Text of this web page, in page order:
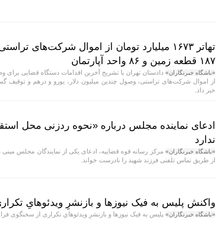
۱۸۷ قطعه زمین و ۸۶ واحد آپارتمان
«باشگاه خبرنگاران»
از اموال شرکت‌های تراستی، وصول چندین میلیون دلار، یورو و درهم و توقیف
خبر داد.
ادعای نماینده مجلس درباره «نحوه ردزنی محل
ندارد
«باشگاه خبرنگاران» مرکز رسانه قوه قضاییه، ادعای یکی از نمایندگان مجلس
از طریق تماس تلفنی فرزند شهید را نادرست خواند.
واکنش پلیس به فیک نیوز‌ها و بازنشرِ ویدئوهایِ
«باشگاه خبرنگاران» پلیس به فیک نیوزها و بازنشرِ ویدئوهایِ تکراری از سخنگوی